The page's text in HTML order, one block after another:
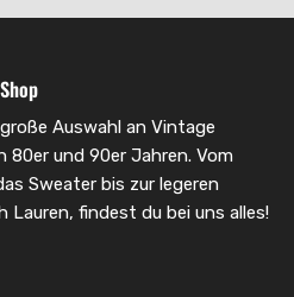
Auswahl an Vintage
80er und 90er Jahren. Vom
Sweater bis zur legeren
Lauren, findest du bei uns alles!